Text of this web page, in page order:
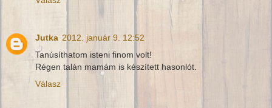
Jutka 2012. január 9. 12:52
Tanúsíthatom isteni finom volt!
Régen talán mamám is készített hasonlót.
Válasz